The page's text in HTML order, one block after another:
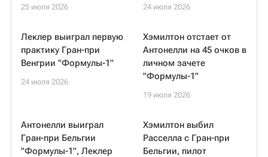
25 июля 2026 24 июля 2026
Леклер выиграл первую
практику Гран-при
Венгрии "Формулы-1"
24 июля 2026
Хэмилтон отстает от
Антонелли на 45 очков в
личном зачете
"Формулы-1"
19 июля 2026
Антонелли выиграл
Гран-при Бельгии
"Формулы-1", Леклер
Хэмилтон выбил
Расселла с Гран-при
Бельгии, пилот